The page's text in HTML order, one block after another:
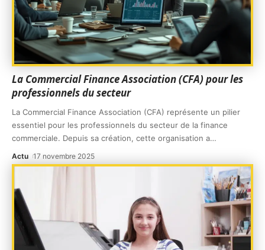
La Commercial Finance Association (CFA) pour les
professionnels du secteur
La Commercial Finance Association (CFA) représente un pilier
essentiel pour les professionnels du secteur de la finance
commerciale. Depuis sa création, cette organisation a…
Actu 17 novembre 2025